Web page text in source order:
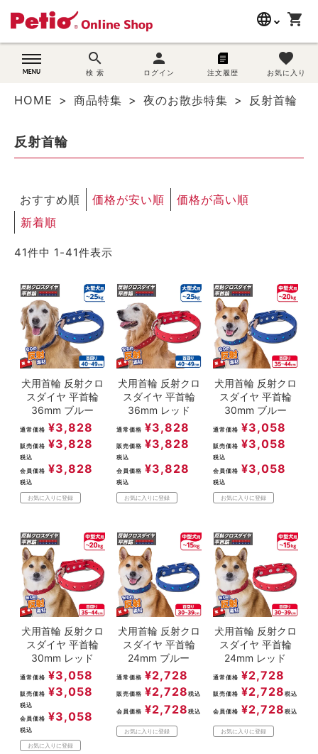
language
wovn-lang-name
shopping_cart
search
検 索
person
ログイン 注文履歴
favorite
お気に入り
search
うさぎ用品
目的別に探す
SNS
ご利用案内
ACCOUNT MENU
ようこそ ゲスト 様
meeting_room ログイン person 新規会員登録
HOME 商品特集 夜のお散歩特集 反射首輪
反射首輪
おすすめ順 価格が安い順
価格が高い順
新着順
41件中 1 -41件表示
犬用首輪 反射クロ
スダイヤ 平首輪
36mm ブルー
通常価格 ¥3,828
販売価格 ¥3,828
税込
会員価格 ¥3,828
税込
お気に入りに登録
犬用首輪 反射クロ
スダイヤ 平首輪
36mm レッド
通常価格 ¥3,828
販売価格 ¥3,828
税込
会員価格 ¥3,828
税込
お気に入りに登録
犬用首輪 反射クロ
スダイヤ 平首輪
30mm ブルー
通常価格 ¥3,058
販売価格 ¥3,058
税込
会員価格 ¥3,058
税込
お気に入りに登録
犬用首輪 反射クロ
スダイヤ 平首輪
30mm レッド
通常価格 ¥3,058
販売価格 ¥3,058
税込
会員価格 ¥3,058
税込
お気に入りに登録
犬用首輪 反射クロ
スダイヤ 平首輪
24mm ブルー
通常価格 ¥2,728
販売価格 ¥2,728 税込
会員価格 ¥2,728 税込
お気に入りに登録
犬用首輪 反射クロ
スダイヤ 平首輪
24mm レッド
通常価格 ¥2,728
販売価格 ¥2,728 税込
会員価格 ¥2,728 税込
お気に入りに登録